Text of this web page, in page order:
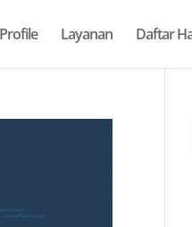
Profile Layanan Daftar